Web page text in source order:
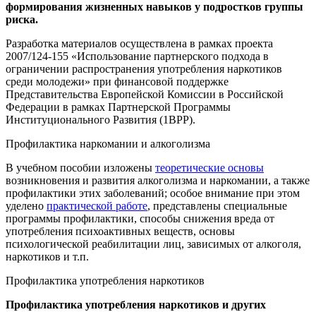
формирования жизненных навыков у подростков группы
риска.
Разработка материалов осуществлена в рамках проекта
2007/124-155 «Использование партнерского подхода в
ограничении распространения употребления наркотиков
среди молодежи» при финансовой поддержке
Представительства Европейской Комиссии в Российской
Федерации в рамках Партнерской Программы
Институционального Развития (1ВРР).
Профилактика наркомании и алкоголизма
В учебном пособии изложены теоретические основы
возникновения и развития алкоголизма и наркомании, а также
профилактики этих заболеваний; особое внимание при этом
уделено практической работе, представлены специальные
программы профилактики, способы снижения вреда от
употребления психоактивных веществ, основы
психологической реабилитации лиц, зависимых от алкоголя,
наркотиков и т.п.
Профилактика употребления наркотиков
Профилактика употребления наркотиков и других